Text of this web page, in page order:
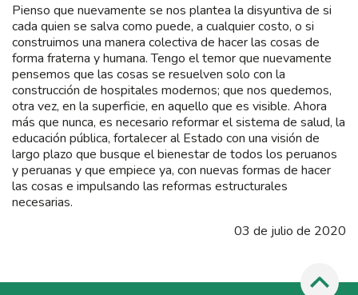
Pienso que nuevamente se nos plantea la disyuntiva de si
cada quien se salva como puede, a cualquier costo, o si
construimos una manera colectiva de hacer las cosas de
forma fraterna y humana. Tengo el temor que nuevamente
pensemos que las cosas se resuelven solo con la
construcción de hospitales modernos; que nos quedemos,
otra vez, en la superficie, en aquello que es visible. Ahora
más que nunca, es necesario reformar el sistema de salud, la
educación pública, fortalecer al Estado con una visión de
largo plazo que busque el bienestar de todos los peruanos
y peruanas y que empiece ya, con nuevas formas de hacer
las cosas e impulsando las reformas estructurales
necesarias.
03 de julio de 2020